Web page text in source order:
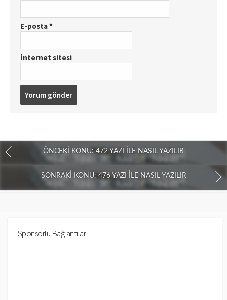
E-posta*
İnternet sitesi
ÖNCEKI KONU: 472 YAZI İLE NASIL YAZILIR
SONRAKI KONU: 476 YAZI İLE NASIL YAZILIR
Sponsorlu Bağlantılar